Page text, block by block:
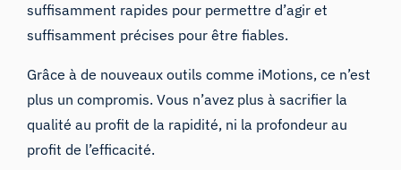
suffisamment rapides pour permettre d’agir et
suffisamment précises pour être fiables.
Grâce à de nouveaux outils comme iMotions, ce n’est
plus un compromis. Vous n’avez plus à sacrifier la
qualité au profit de la rapidité, ni la profondeur au
profit de l’efficacité.